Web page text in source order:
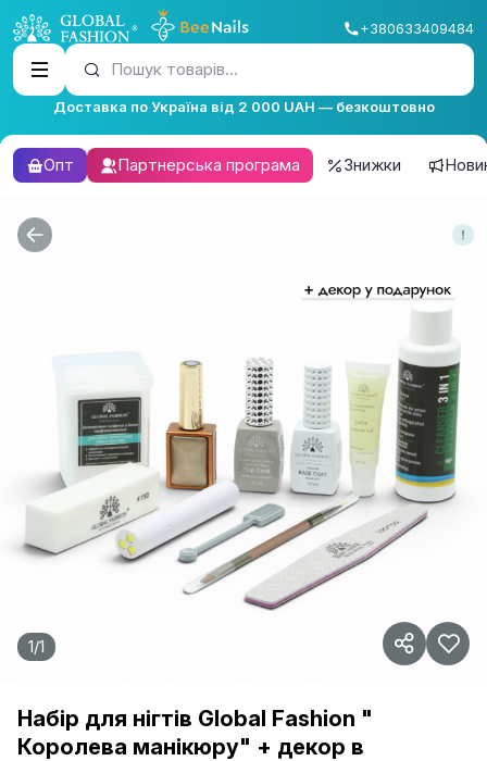
+380633409484
Пошук товарів...
Доставка по Україна від 2 000 UAH — безкоштовно
Опт Партнерська програма Знижки
1/1
Набір для нігтів Global Fashion "
Королева манікюру" + декор в